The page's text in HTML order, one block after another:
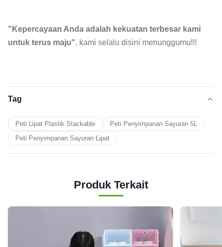
"Kepercayaan Anda adalah kekuatan terbesar kami
untuk terus maju", kami selalu disini menunggumu!!!
Tag
Peti Lipat Plastik Stackable
Peti Penyimpanan Sayuran 5L
Peti Penyimpanan Sayuran Lipat
Produk Terkait